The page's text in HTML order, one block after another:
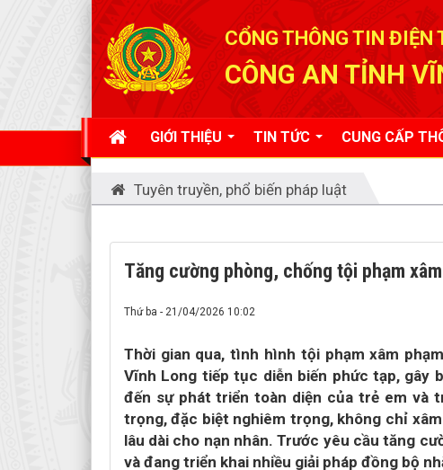
CỔNG THÔNG TIN ĐIỆN
CÔNG AN TỈNH
GIỚI THIỆU TIN TỨC CUNG CẤP
Tuyên truyền, phổ biến pháp luật
Tăng cường phòng, chống tội phạm
Thứ ba - 21/04/2026 10:02
Thời gian qua, tình hình tội phạm xâm
Vĩnh Long tiếp tục diễn biến phức tạp, gây
đến sự phát triển toàn diện của trẻ em và
trọng, đặc biệt nghiêm trọng, không chỉ
lâu dài cho nạn nhân. Trước yêu cầu tăng
và đang triển khai nhiều giải pháp đồng bộ